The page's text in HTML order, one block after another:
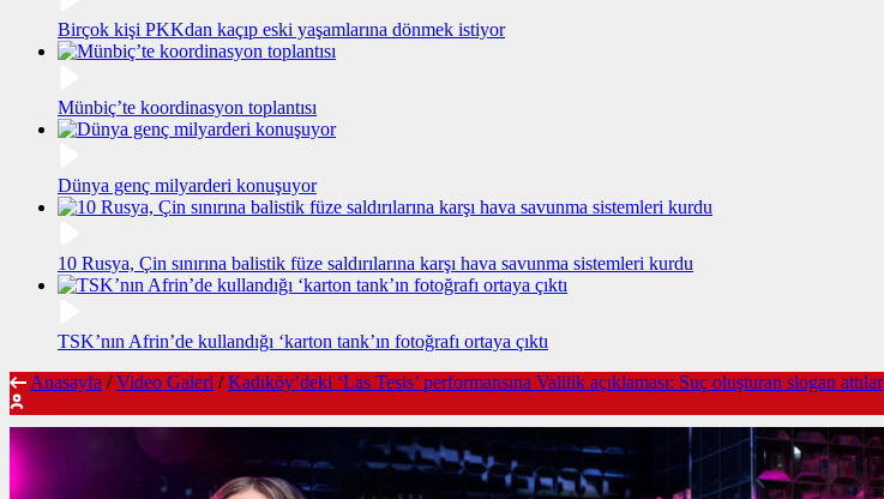
Birçok kişi PKKdan kaçıp eski yaşamlarına dönmek istiyor
Münbiç’te koordinasyon toplantısı
Dünya genç milyarderi konuşuyor
10 Rusya, Çin sınırına balistik füze saldırılarına karşı hava savunma sistemleri kurdu
TSK’nın Afrin’de kullandığı ‘karton tank’ın fotoğrafı ortaya çıktı
Anasayfa / Video Galeri / Kadıköy’deki ‘Las Tesis’ performansına Valilik açıklaması: Suç oluşturan slogan attılar